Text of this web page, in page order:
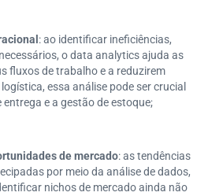
: ao identificar ineficiências,
o data analytics ajuda as
fluxos de trabalho e a reduzirem
essa análise pode ser crucial
e a gestão de estoque;
de mercado: as tendências
por meio da análise de dados,
nichos de mercado ainda não